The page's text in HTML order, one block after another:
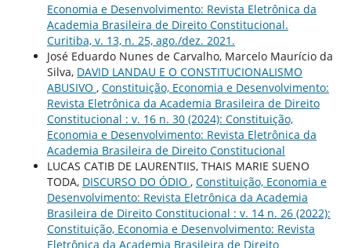
Economia e Desenvolvimento: Revista Eletrônica da
Academia Brasileira de Direito Constitucional.
Curitiba, v. 13, n. 25, ago./dez. 2021.
José Eduardo Nunes de Carvalho, Marcelo Maurício da
Silva, DAVID LANDAU E O CONSTITUCIONALISMO
ABUSIVO , Constituição, Economia e Desenvolvimento:
Revista Eletrônica da Academia Brasileira de Direito
Constitucional : v. 16 n. 30 (2024): Constituição,
Economia e Desenvolvimento: Revista Eletrônica da
Academia Brasileira de Direito Constitucional
LUCAS CATIB DE LAURENTIIS, THAIS MARIE SUENO
TODA, DISCURSO DO ÓDIO , Constituição, Economia e
Desenvolvimento: Revista Eletrônica da Academia
Brasileira de Direito Constitucional : v. 14 n. 26 (2022):
Constituição, Economia e Desenvolvimento: Revista
Eletrônica da Academia Brasileira de Direito